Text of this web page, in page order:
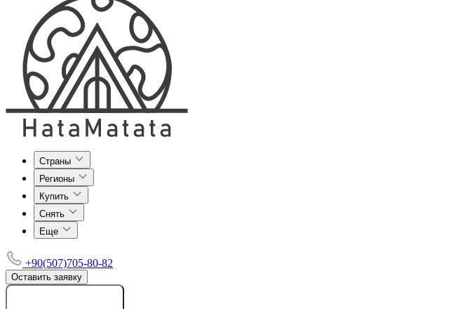
Страны
Регионы
Купить
Снять
Еще
+90(507)705-80-82
Оставить заявку